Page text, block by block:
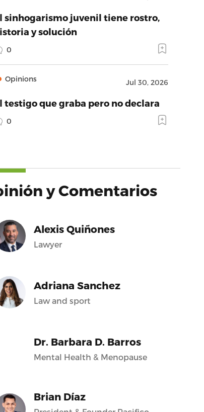
sinhogarismo juvenil tiene rostro,
y solución
0
Opinions Jul 30, 2026
testigo que graba pero no declara
0
y Comentarios
Alexis Quiñones
Lawyer
Adriana Sanchez
Law and sport
Dr. Barbara D. Barros
Mental Health & Menopause
Brian Díaz